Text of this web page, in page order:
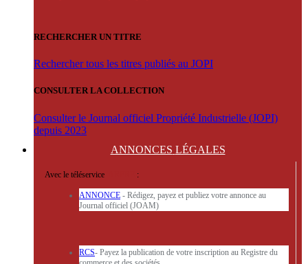
RECHERCHER UN TITRE
Rechercher tous les titres publiés au JOPI
CONSULTER LA COLLECTION
Consulter le Journal officiel Propriété Industrielle (JOPI)
depuis 2023
ANNONCES LÉGALES
Avec le téléservice :
ANNONCE - Rédigez, payez et publiez votre annonce au
Journal officiel (JOAM)
RCS- Payez la publication de votre inscription au Registre du